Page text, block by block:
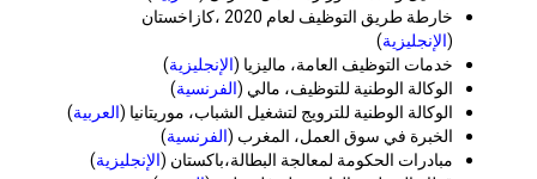
خارطة طريق التوظيف لعام 2020 ،كازاخستان
الإنجليزية)
خدمات التوظيف العامة، ماليزيا (الإنجليزية)
الوكالة الوطنية للتوظيف، مالي (الفرنسية)
الوكالة الوطنية للترويج لتشغيل الشباب، موريتانيا (العربية)
الخبرة في سوق العمل، المغرب ( الفرنسية)
مبادرات الحكومة لمعالجة البطالة،باكستان (الإنجليزية)